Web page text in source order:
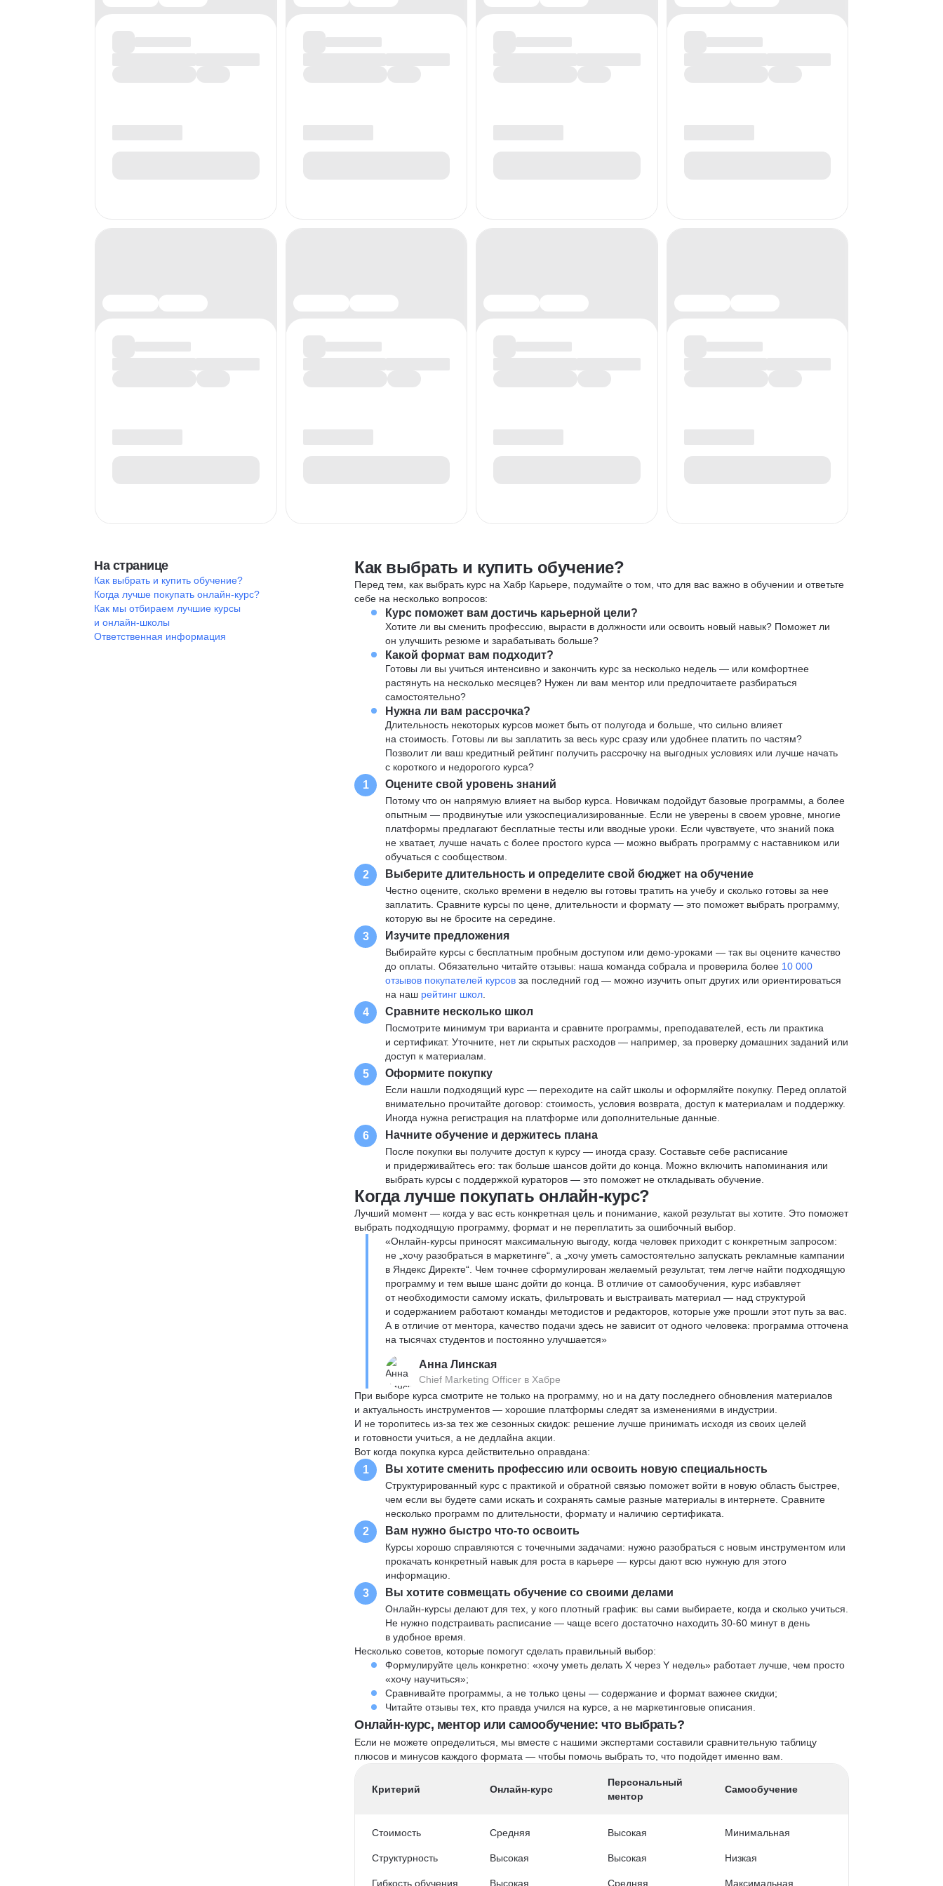
На странице
Как выбрать и купить обучение?
Когда лучше покупать онлайн-курс?
Как мы отбираем лучшие курсы
и онлайн-школы
Ответственная информация
Как выбрать и купить обучение?
Перед тем, как выбрать курс на Хабр Карьере, подумайте о том, что для вас важно в обучении и ответьте
себе на несколько вопросов:
Курс поможет вам достичь карьерной цели?
Хотите ли вы сменить профессию, вырасти в должности или освоить новый навык? Поможет ли
он улучшить резюме и зарабатывать больше?
Какой формат вам подходит?
Готовы ли вы учиться интенсивно и закончить курс за несколько недель — или комфортнее
растянуть на несколько месяцев? Нужен ли вам ментор или предпочитаете разбираться
самостоятельно?
Нужна ли вам рассрочка?
Длительность некоторых курсов может быть от полугода и больше, что сильно влияет
на стоимость. Готовы ли вы заплатить за весь курс сразу или удобнее платить по частям?
Позволит ли ваш кредитный рейтинг получить рассрочку на выгодных условиях или лучше начать
с короткого и недорогого курса?
1 Оцените свой уровень знаний
Потому что он напрямую влияет на выбор курса. Новичкам подойдут базовые программы, а более
опытным — продвинутые или узкоспециализированные. Если не уверены в своем уровне, многие
платформы предлагают бесплатные тесты или вводные уроки. Если чувствуете, что знаний пока
не хватает, лучше начать с более простого курса — можно выбрать программу с наставником или
обучаться с сообществом.
2 Выберите длительность и определите свой бюджет на обучение
Честно оцените, сколько времени в неделю вы готовы тратить на учебу и сколько готовы за нее
заплатить. Сравните курсы по цене, длительности и формату — это поможет выбрать программу,
которую вы не бросите на середине.
3 Изучите предложения
Выбирайте курсы с бесплатным пробным доступом или демо-уроками — так вы оцените качество
до оплаты. Обязательно читайте отзывы: наша команда собрала и проверила более 10 000
отзывов покупателей курсовза последний год — можно изучить опыт других или ориентироваться
на наш рейтинг школ
4 Сравните несколько школ
Посмотрите минимум три варианта и сравните программы, преподавателей, есть ли практика
и сертификат. Уточните, нет ли скрытых расходов — например, за проверку домашних заданий или
доступ к материалам.
5 Оформите покупку
Если нашли подходящий курс — переходите на сайт школы и оформляйте покупку. Перед оплатой
внимательно прочитайте договор: стоимость, условия возврата, доступ к материалам и поддержку.
Иногда нужна регистрация на платформе или дополнительные данные.
6 Начните обучение и держитесь плана
После покупки вы получите доступ к курсу — иногда сразу. Составьте себе расписание
и придерживайтесь его: так больше шансов дойти до конца. Можно включить напоминания или
выбрать курсы с поддержкой кураторов — это поможет не откладывать обучение.
Когда лучше покупать онлайн-курс?
Лучший момент — когда у вас есть конкретная цель и понимание, какой результат вы хотите. Это поможет
выбрать подходящую программу, формат и не переплатить за ошибочный выбор.
«Онлайн-курсы приносят максимальную выгоду, когда человек приходит с конкретным запросом:
не „хочу разобраться в маркетинге“, а „хочу уметь самостоятельно запускать рекламные кампании
в Яндекс Директе“. Чем точнее сформулирован желаемый результат, тем легче найти подходящую
программу и тем выше шанс дойти до конца. В отличие от самообучения, курс избавляет
от необходимости самому искать, фильтровать и выстраивать материал — над структурой
и содержанием работают команды методистов и редакторов, которые уже прошли этот путь за вас.
А в отличие от ментора, качество подачи здесь не зависит от одного человека: программа отточена
на тысячах студентов и постоянно улучшается»
Анна Линская
Chief Marketing Officer в Хабре
При выборе курса смотрите не только на программу, но и на дату последнего обновления материалов
и актуальность инструментов — хорошие платформы следят за изменениями в индустрии.
И не торопитесь из-за тех же сезонных скидок: решение лучше принимать исходя из своих целей
и готовности учиться, а не дедлайна акции.
Вот когда покупка курса действительно оправдана:
1 Вы хотите сменить профессию или освоить новую специальность
Структурированный курс с практикой и обратной связью поможет войти в новую область быстрее,
чем если вы будете сами искать и сохранять самые разные материалы в интернете. Сравните
несколько программ по длительности, формату и наличию сертификата.
2 Вам нужно быстро что-то освоить
Курсы хорошо справляются с точечными задачами: нужно разобраться с новым инструментом или
прокачать конкретный навык для роста в карьере — курсы дают всю нужную для этого
информацию.
3 Вы хотите совмещать обучение со своими делами
Онлайн-курсы делают для тех, у кого плотный график: вы сами выбираете, когда и сколько учиться.
Не нужно подстраивать расписание — чаще всего достаточно находить 30-60 минут в день
в удобное время.
Несколько советов, которые помогут сделать правильный выбор:
Формулируйте цель конкретно: «хочу уметь делать X через Y недель» работает лучше, чем просто
«хочу научиться»;
Сравнивайте программы, а не только цены — содержание и формат важнее скидки;
Читайте отзывы тех, кто правда учился на курсе, а не маркетинговые описания.
Онлайн-курс, ментор или самообучение: что выбрать?
Если не можете определиться, мы вместе с нашими экспертами составили сравнительную таблицу
плюсов и минусов каждого формата — чтобы помочь выбрать то, что подойдет именно вам.
Критерий Онлайн-курс
Персональный
ментор
Самообучение
Стоимость Средняя Высокая Минимальная
Структурность Высокая Высокая Низкая
Гибкость обучения Высокая Средняя Максимальная